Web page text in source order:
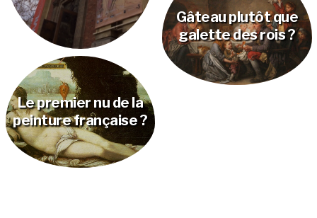
Gâteau plutôt que
galette des rois ?
Le premier nu de la
peinture française ?